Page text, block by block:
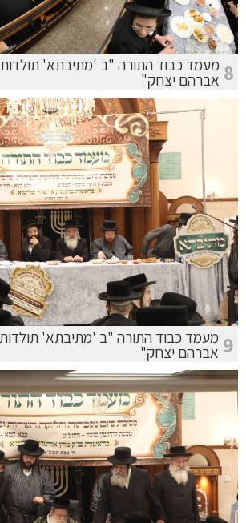
8 מעמד כבוד התורה "ב 'מתיבתא' תולדות
אברהם יצחק"
9 מעמד כבוד התורה "ב 'מתיבתא' תולדות
אברהם יצחק"